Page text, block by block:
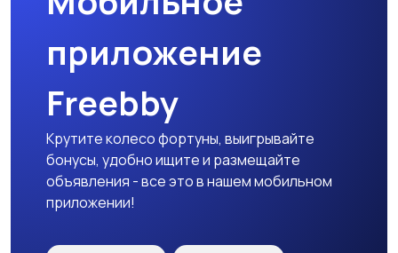
приложение
Freebby
Крутите колесо фортуны, выигрывайте
бонусы, удобно ищите и размещайте
объявления - все это в нашем мобильном
приложении!